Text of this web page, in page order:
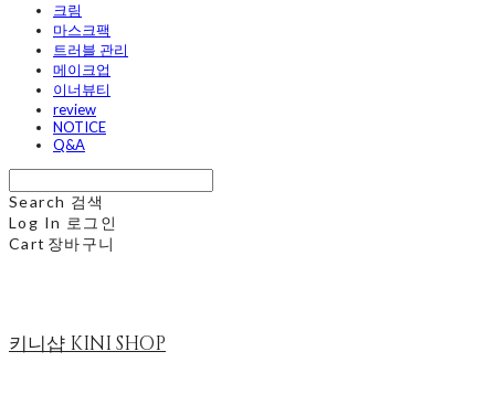
크림
마스크팩
트러블 관리
메이크업
이너뷰티
review
NOTICE
Q&A
Search 검색
Log In 로그인
Cart 장바구니
키니샵 KINI SHOP